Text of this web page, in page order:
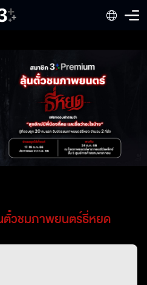
ตั๋วชมภาพยนตร์ธี่หยด